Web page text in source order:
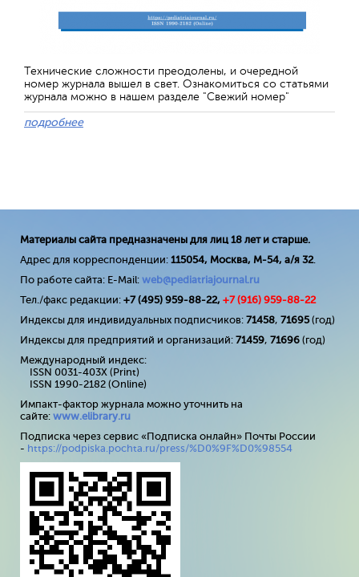
Технические сложности преодолены, и очередной
номер журнала вышел в свет. Ознакомиться со статьями
журнала можно в нашем разделе "Свежий номер"
подробнее
Материалы сайта предназначены для лиц 18 лет и старше.
Адрес для корреспонденции: 115054, Москва, М-54, а/я 32.
По работе сайта: E-Mail: web@pediatriajournal.ru
Тел./факс редакции: +7 (495) 959-88-22, +7 (916) 959-88-22
Индексы для индивидуальных подписчиков: 71458, 71695(год)
Индексы для предприятий и организаций: 71459, 71696 (год)
Международный индекс:
ISSN 0031-403X (Print)
ISSN 1990-2182 (Online)
Импакт-фактор журнала можно уточнить на
сайте: www.elibrary.ru
Подписка через сервис «Подписка онлайн» Почты России
- https://podpiska.pochta.ru/press/%D0%9F%D0%98554